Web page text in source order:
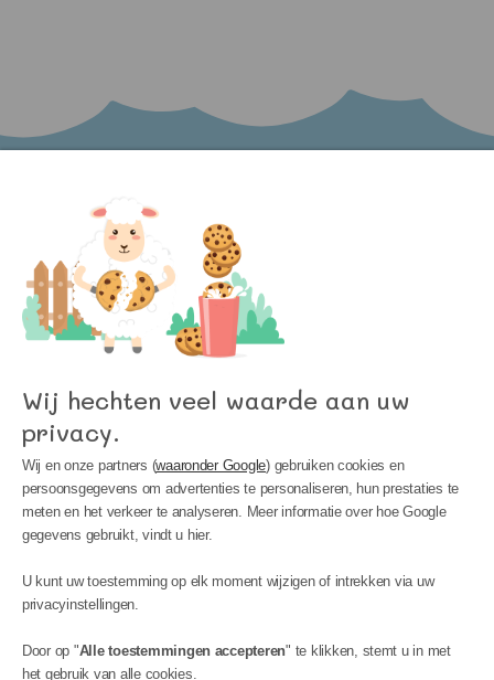
Word lid van onze nieuwsbrief en blijf op de
hoogte van het laatste nieuws bij Kinder
Meubels 24!
INFORMATIE
Wij hechten veel waarde aan uw
privacy.
Wij en onze partners (waaronder Google) gebruiken cookies en
persoonsgegevens om advertenties te personaliseren, hun prestaties te
meten en het verkeer te analyseren. Meer informatie over hoe Google
gegevens gebruikt, vindt u hier.
U kunt uw toestemming op elk moment wijzigen of intrekken via uw
privacyinstellingen.
Door op "Alle toestemmingen accepteren" te klikken, stemt u in met
het gebruik van alle cookies.